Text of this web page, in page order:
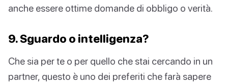
anche essere ottime domande di obbligo o verità.
9. Sguardo o intelligenza?
Che sia per te o per quello che stai cercando in un
partner, questo è uno dei preferiti che farà sapere